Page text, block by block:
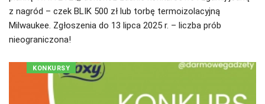
z nagród – czek BLIK 500 zł lub torbę termoizolacyjną
Milwaukee. Zgłoszenia do 13 lipca 2025 r. – liczba prób
nieograniczona!
KONKURSY